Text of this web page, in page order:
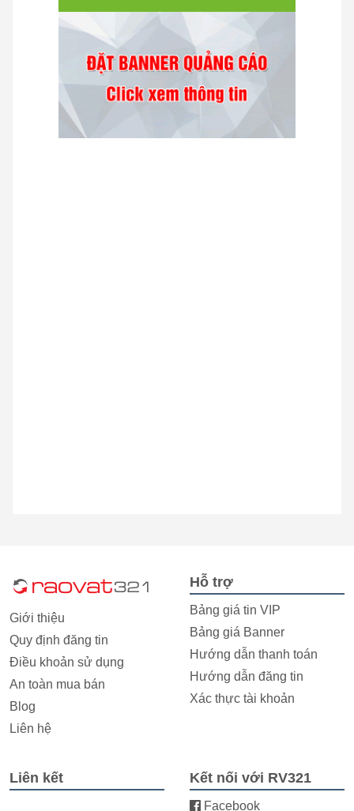
Giới thiệu
Quy định đăng tin
Điều khoản sử dụng
An toàn mua bán
Blog
Liên hệ
Hỗ trợ
Bảng giá tin VIP
Bảng giá Banner
Hướng dẫn thanh toán
Hướng dẫn đăng tin
Xác thực tài khoản
Liên kết Kết nối với RV321
Facebook